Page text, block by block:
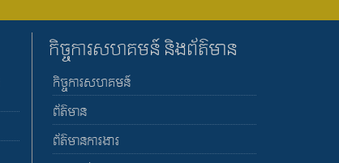
កិច្ចការសហគមន៍ និងព័ត៌មាន
កិច្ចការសហគមន៍
ព័ត៌មាន
ព័ត៌មានការងារ